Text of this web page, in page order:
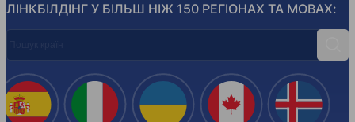
ЛІНКБІЛДІНГ У БІЛЬШ НІЖ 150 РЕГІОНАХ ТА МОВАХ:
Іспанія Італія Україна Канада